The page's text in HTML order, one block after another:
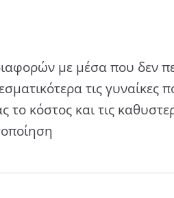
με μέσα που δεν
τις γυναίκες
το κόστος και τις